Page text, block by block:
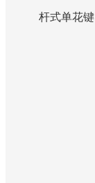
杆式单花键